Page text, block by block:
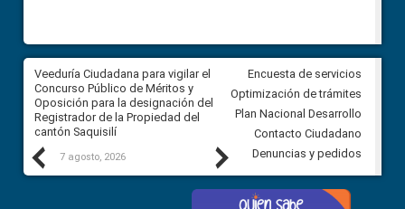
Previous
Veeduría Ciudadana para vigilar el
Concurso Público de Méritos y
Oposición para la designación del
Registrador de la Propiedad del
cantón Saquisilí
7 agosto, 2026
Veeduría Ciudadana para
construcción del asfaltado de
Ballenita del cantón Santa
7 agosto, 2026
Next
Encuesta de servicios
Optimización de trámites
Plan Nacional Desarrollo
Contacto Ciudadano
Denuncias y pedidos